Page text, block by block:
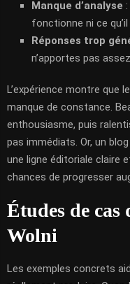
Manque d’analyse
fonctionne ni ce
Réponses trop
n’apportes pas
L’expérience montre que
manque de constance.
enthousiasme, puis
pas immédiats. Or, un
une ligne éditoriale claire
chances de progresser
Études de cas
Wolni
Les exemples concrets